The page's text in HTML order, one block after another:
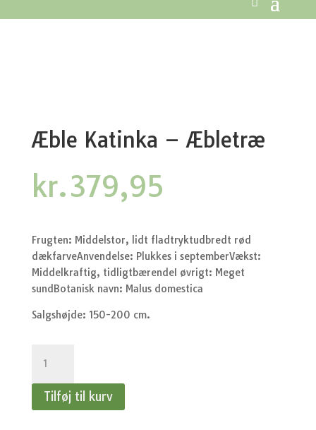
Æble Katinka – Æbletræ
kr.379,95
Frugten: Middelstor, lidt fladtryktudbredt rød
dækfarveAnvendelse: Plukkes i septemberVækst:
Middelkraftig, tidligtbærendeI øvrigt: Meget
sundBotanisk navn: Malus domestica
Salgshøjde: 150-200 cm.
Katinka
-
Æbletræ
Tilføj til kurv